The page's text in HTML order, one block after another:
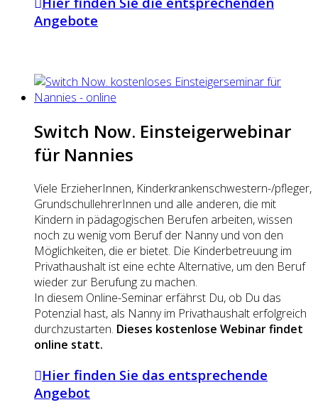
Angebote
Switch Now. Einsteigerwebinar
für Nannies
Viele ErzieherInnen, Kinderkrankenschwestern-/pfleger,
GrundschullehrerInnen und alle anderen, die mit
Kindern in pädagogischen Berufen arbeiten, wissen
noch zu wenig vom Beruf der Nanny und von den
Möglichkeiten, die er bietet. Die Kinderbetreuung im
Privathaushalt ist eine echte Alternative, um den Beruf
wieder zur Berufung zu machen.
In diesem Online-Seminar erfährst Du, ob Du das
Potenzial hast, als Nanny im Privathaushalt erfolgreich
durchzustarten. Dieses kostenlose Webinar findet
online statt.
Hier finden Sie das entsprechende
Angebot